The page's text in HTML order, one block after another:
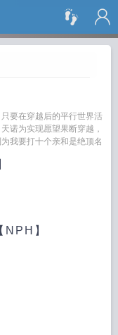
搜 索
要在穿越后的平行世界活
诺为实现愿望果断穿越，
我要打十个亲和是绝顶名
】